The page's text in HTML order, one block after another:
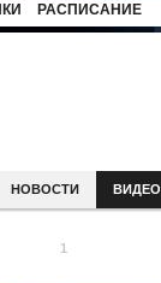
РАСПИСАНИЕ
НОВОСТИ ВИДЕО
1